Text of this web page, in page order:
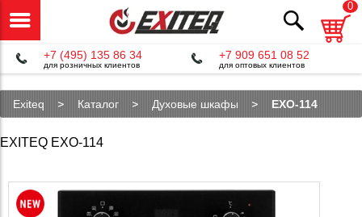
0
+7 (495) 135 86 34
для розничных клиентов
+7 909 651 08 52
для оптовых клиентов
Exiteq Каталог Духовые шкафы EXO-114
EXITEQ EXO-114